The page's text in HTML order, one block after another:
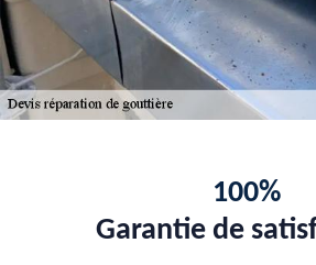
100%
Garantie de